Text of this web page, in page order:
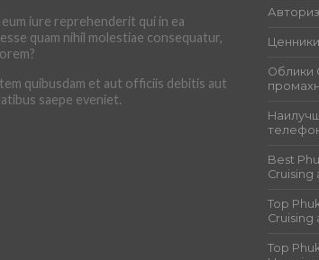
iure reprehenderit qui in ea
quam nihil molestiae consequatur,
quibusdam et aut officiis debitis aut
saepe eveniet.
Облики
Best
Cruising
Top
Cruising
Top